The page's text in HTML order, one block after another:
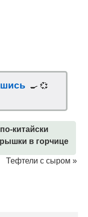
🍳 💞
китайски
в горчице
Тефтели с сыром »